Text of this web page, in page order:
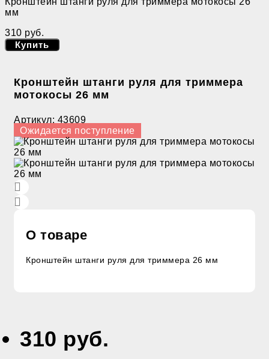
мм
310 руб.
Купить
Кронштейн штанги руля для триммера
мотокосы 26 мм
Артикул: 43609
Ожидается поступление
О товаре
Кронштейн штанги руля для триммера 26 мм
310 руб.